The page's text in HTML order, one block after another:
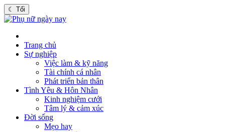
☾ Tối
Trang chủ
Sự nghiệp
Việc làm & kỹ năng
Tài chính cá nhân
Phát triển bản thân
Tình Yêu & Hôn Nhân
Kinh nghiệm cưới
Tâm lý & cảm xúc
Đời sống
Mẹo hay